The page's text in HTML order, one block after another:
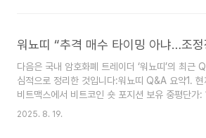
워뇨띠 “추격 매수 타이밍 아냐…조정
다음은 국내 암호화폐 트레이더 ‘워뇨띠’의 최근
심적으로 정리한 것입니다:워뇨띠 Q&A 요약1. 현
비트맥스에서 비트코인 숏 포지션 보유 중평단
리지: 1.3배2. 트레이딩 전략**기술적 분석(차트
2025. 8. 19.